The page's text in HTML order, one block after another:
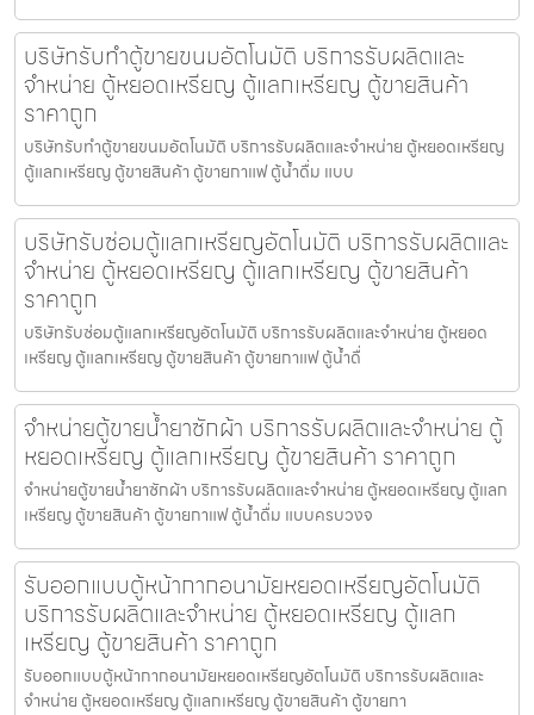
บริษัทรับทำตู้ขายขนม​อัตโนมัติ บริการรับผลิตและ
จำหน่าย ตู้หยอดเหรียญ ตู้แลกเหรียญ ตู้ขายสินค้า
ราคาถูก
บริษัทรับทำตู้ขายขนม​อัตโนมัติ บริการรับผลิตและจำหน่าย ตู้หยอดเหรียญ
ตู้แลกเหรียญ ตู้ขายสินค้า ตู้ขายกาแฟ ตู้น้ำดื่ม แบบ
บริษัทรับซ่อมตู้แลกเหรียญ​อัตโนมัติ บริการรับผลิตและ
จำหน่าย ตู้หยอดเหรียญ ตู้แลกเหรียญ ตู้ขายสินค้า
ราคาถูก
บริษัทรับซ่อมตู้แลกเหรียญ​อัตโนมัติ บริการรับผลิตและจำหน่าย ตู้หยอด
เหรียญ ตู้แลกเหรียญ ตู้ขายสินค้า ตู้ขายกาแฟ ตู้น้ำดื่
จำหน่ายตู้ขายน้ำยาซักผ้า บริการรับผลิตและจำหน่าย ตู้
หยอดเหรียญ ตู้แลกเหรียญ ตู้ขายสินค้า ราคาถูก
จำหน่ายตู้ขายน้ำยาซักผ้า บริการรับผลิตและจำหน่าย ตู้หยอดเหรียญ ตู้แลก
เหรียญ ตู้ขายสินค้า ตู้ขายกาแฟ ตู้น้ำดื่ม แบบครบวงจ
รับออกแบบตู้หน้ากากอนามัยหยอดเหรียญ​​​อัตโนมัติ
บริการรับผลิตและจำหน่าย ตู้หยอดเหรียญ ตู้แลก
เหรียญ ตู้ขายสินค้า ราคาถูก
รับออกแบบตู้หน้ากากอนามัยหยอดเหรียญ​​​อัตโนมัติ บริการรับผลิตและ
จำหน่าย ตู้หยอดเหรียญ ตู้แลกเหรียญ ตู้ขายสินค้า ตู้ขายกา